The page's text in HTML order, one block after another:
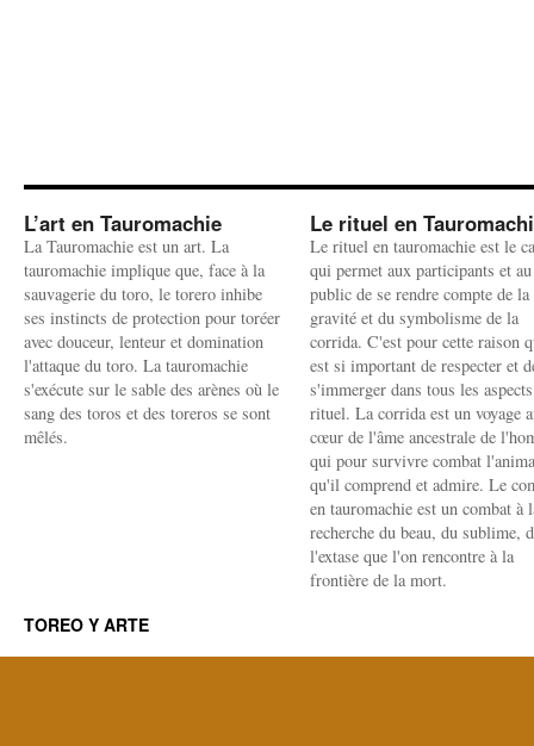
L’art en Tauromachie
La Tauromachie est un art. La
tauromachie implique que, face à la
sauvagerie du toro, le torero inhibe
ses instincts de protection pour toréer
avec douceur, lenteur et domination
l'attaque du toro. La tauromachie
s'exécute sur le sable des arènes où le
sang des toros et des toreros se sont
mêlés.
Le rituel en
Le rituel en tauromachie est le
qui permet aux participants et au
public de se rendre compte de la
gravité et du symbolisme de la
corrida. C'est pour cette raison
est si important de respecter et
s'immerger dans tous les
rituel. La corrida est un voyage
cœur de l'âme ancestrale de
qui pour survivre combat
qu'il comprend et admire. Le
en tauromachie est un combat à
recherche du beau, du sublime,
l'extase que l'on rencontre à la
frontière de la mort.
TOREO Y ARTE